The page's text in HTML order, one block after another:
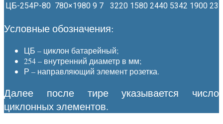
ЦБ-254Р-80 780×1980 9 7 3220 1580 2440 5342 1900
Условные обозначения:
ЦБ – циклон батарейный;
254 – внутренний диаметр в мм;
Р – направляющий элемент розетка.
Далее после тире указывается число
циклонных элементов.